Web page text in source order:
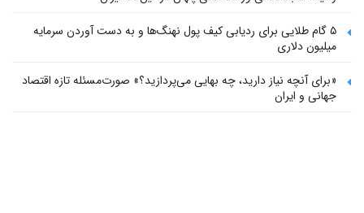
۵ گام طلایی برای ردیابی کیف پول‌ نهنگ‌ها و به دست آوردن سرمایه
میلیون دلاری
«برای آنچه نیاز دارید، چه بهایی می‌پردازید؟» صورت‌مسئله تازه اقتصاد
جهانی و ایران